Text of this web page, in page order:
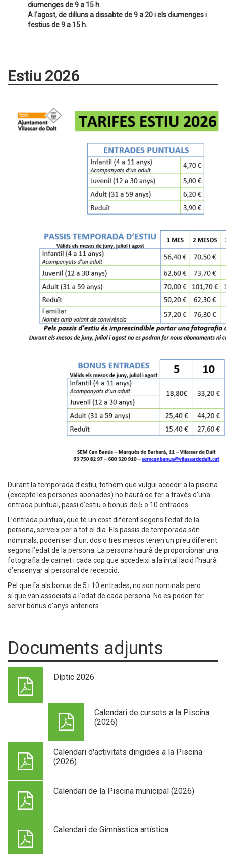
diumenges de 9 a 15 h.
A l'agost, de dilluns a dissabte de 9 a 20 i els diumenges i
festius de 9 a 15 h.
Estiu 2026
Durant la temporada d’estiu, tothom que vulgui accedir a la piscina
(excepte les persones abonades) ho haurà de fer a travès d’una
entrada puntual, passi d’estiu o bonus de 5 o 10 entrades.
L’entrada puntual, que té un cost diferent segons l’edat de la
persona, serveix per a tot el dia. Els passis de temporada són
nominals, poden ser d'un, dos o tres mesos tenen un preu diferent
segons l’edat de la persona. La persona haurà de proporcionar una
fotografia de carnet i cada cop que accedeixi a la intal·lació l’haurà
d’ensenyar al personal de recepció.
Pel que fa als bonus de 5 i 10 entrades, no son nominals pero
sí que van associats a l’edat de cada persona. No es poden fer
servir bonus d'anys anteriors.
Documents adjunts
Díptic 2026
Calendari de cursets a la Piscina
(2026)
Calendari d'activitats dirigides a la Piscina
(2026)
Calendari de la Piscina municipal (2026)
Calendari de Gimnàstica artística